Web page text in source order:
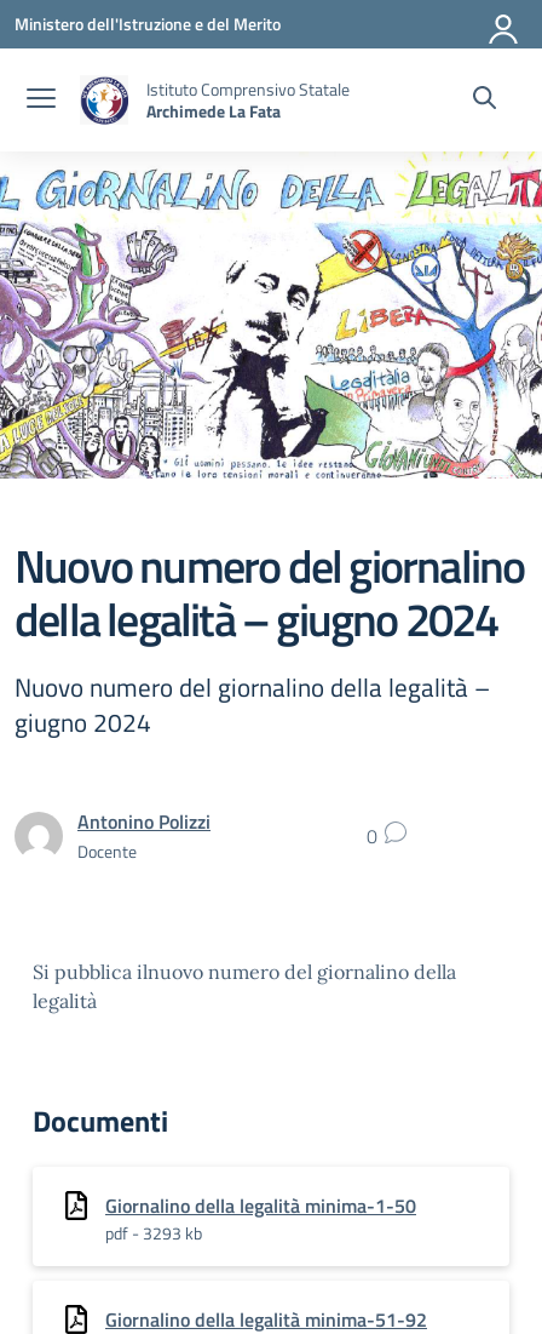
Vai ai contenuti
Vai al menu di navigazione
Vai al footer
Ministero dell'Istruzione e del Merito
Istituto Comprensivo Statale
Archimede La Fata
Nuovo numero del giornalino
della legalità – giugno 2024
Nuovo numero del giornalino della legalità –
giugno 2024
Antonino Polizzi
Docente 0
Si pubblica ilnuovo numero del giornalino della
legalità
Documenti
Giornalino della legalità minima-1-50
pdf - 3293 kb
Giornalino della legalità minima-51-92